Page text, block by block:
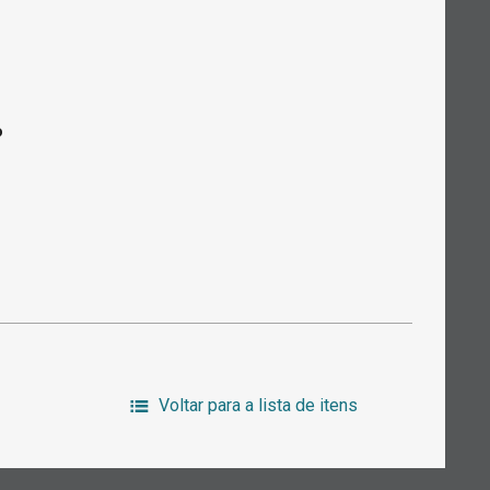
Voltar para a lista de itens